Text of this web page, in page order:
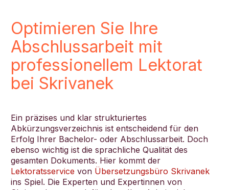
Optimieren Sie Ihre
Abschlussarbeit mit
professionellem Lektorat
bei Skrivanek
Ein präzises und klar strukturiertes
Abkürzungsverzeichnis ist entscheidend für den
Erfolg Ihrer Bachelor- oder Abschlussarbeit. Doch
ebenso wichtig ist die sprachliche Qualität des
gesamten Dokuments. Hier kommt der
Lektoratsservice von Übersetzungsbüro Skrivanek
ins Spiel. Die Experten und Expertinnen von